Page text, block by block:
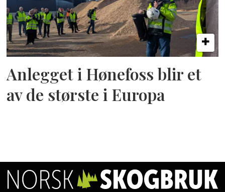
Anlegget i Hønefoss blir et
av de største i Europa